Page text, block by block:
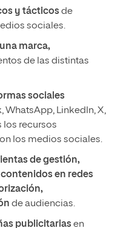
y tácticosde
sociales.
marca,
de las distintas
sociales
WhatsApp, LinkedIn, X,
los recursos
los medios sociales.
de gestión,
en redes
de audiencias.
publicitariasen